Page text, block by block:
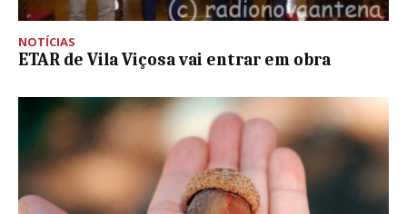
NOTÍCIAS
ETAR de Vila Viçosa vai entrar em obra